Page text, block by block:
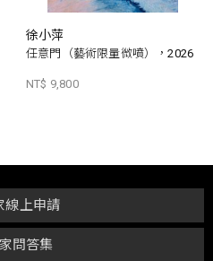
徐小萍
任意門（藝術限量微噴），2026
NT$ 9,800
問答集
線上申請